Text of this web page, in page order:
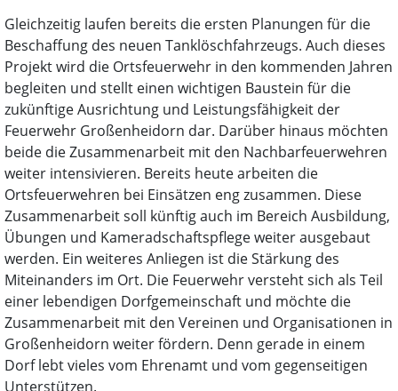
Gleichzeitig laufen bereits die ersten Planungen für die
Beschaffung des neuen Tanklöschfahrzeugs. Auch dieses
Projekt wird die Ortsfeuerwehr in den kommenden Jahren
begleiten und stellt einen wichtigen Baustein für die
zukünftige Ausrichtung und Leistungsfähigkeit der
Feuerwehr Großenheidorn dar. Darüber hinaus möchten
beide die Zusammenarbeit mit den Nachbarfeuerwehren
weiter intensivieren. Bereits heute arbeiten die
Ortsfeuerwehren bei Einsätzen eng zusammen. Diese
Zusammenarbeit soll künftig auch im Bereich Ausbildung,
Übungen und Kameradschaftspflege weiter ausgebaut
werden. Ein weiteres Anliegen ist die Stärkung des
Miteinanders im Ort. Die Feuerwehr versteht sich als Teil
einer lebendigen Dorfgemeinschaft und möchte die
Zusammenarbeit mit den Vereinen und Organisationen in
Großenheidorn weiter fördern. Denn gerade in einem
Dorf lebt vieles vom Ehrenamt und vom gegenseitigen
Unterstützen.